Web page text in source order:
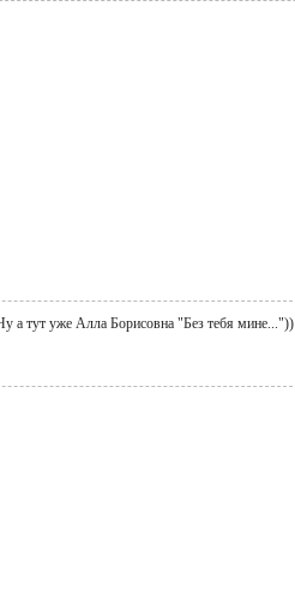
а тут уже Алла Борисовна "Без тебя мине..."))